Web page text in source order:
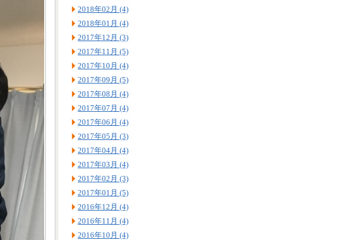
2018年02月 (4)
2018年01月 (4)
2017年12月 (3)
2017年11月 (5)
2017年10月 (4)
2017年09月 (5)
2017年08月 (4)
2017年07月 (4)
2017年06月 (4)
2017年05月 (3)
2017年04月 (4)
2017年03月 (4)
2017年02月 (3)
2017年01月 (5)
2016年12月 (4)
2016年11月 (4)
2016年10月 (4)